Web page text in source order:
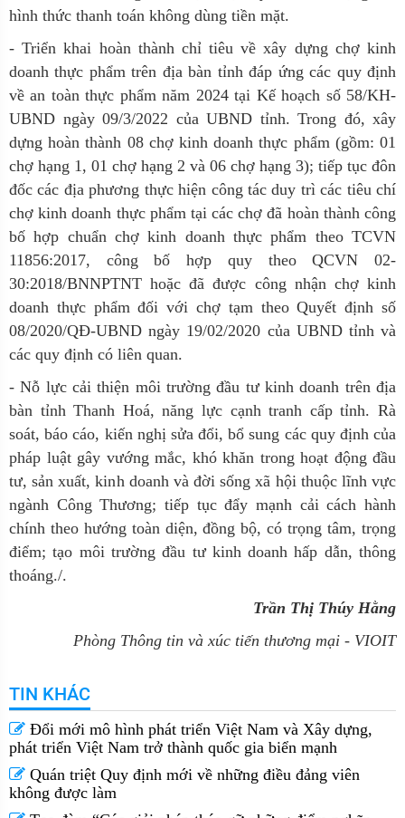
hình thức thanh toán không dùng tiền mặt.
- Triển khai hoàn thành chỉ tiêu về xây dựng chợ kinh
doanh thực phẩm trên địa bàn tỉnh đáp ứng các quy định
về an toàn thực phẩm năm 2024 tại Kế hoạch số 58/KH-
UBND ngày 09/3/2022 của UBND tỉnh. Trong đó, xây
dựng hoàn thành 08 chợ kinh doanh thực phẩm (gồm: 01
chợ hạng 1, 01 chợ hạng 2 và 06 chợ hạng 3); tiếp tục đôn
đốc các địa phương thực hiện công tác duy trì các tiêu chí
chợ kinh doanh thực phẩm tại các chợ đã hoàn thành công
bố hợp chuẩn chợ kinh doanh thực phẩm theo TCVN
11856:2017, công bố hợp quy theo QCVN 02-
30:2018/BNNPTNT hoặc đã được công nhận chợ kinh
doanh thực phẩm đối với chợ tạm theo Quyết định số
08/2020/QĐ-UBND ngày 19/02/2020 của UBND tỉnh và
các quy định có liên quan.
- Nỗ lực cải thiện môi trường đầu tư kinh doanh trên địa
bàn tỉnh Thanh Hoá, năng lực cạnh tranh cấp tỉnh. Rà
soát, báo cáo, kiến nghị sửa đổi, bổ sung các quy định của
pháp luật gây vướng mắc, khó khăn trong hoạt động đầu
tư, sản xuất, kinh doanh và đời sống xã hội thuộc lĩnh vực
ngành Công Thương; tiếp tục đẩy mạnh cải cách hành
chính theo hướng toàn diện, đồng bộ, có trọng tâm, trọng
điểm; tạo môi trường đầu tư kinh doanh hấp dẫn, thông
thoáng./.
Trần Thị Thúy Hằng
Phòng Thông tin và xúc tiến thương mại - VIOIT
TIN KHÁC
Đổi mới mô hình phát triển Việt Nam và Xây dựng,
phát triển Việt Nam trở thành quốc gia biển mạnh
Quán triệt Quy định mới về những điều đảng viên
không được làm